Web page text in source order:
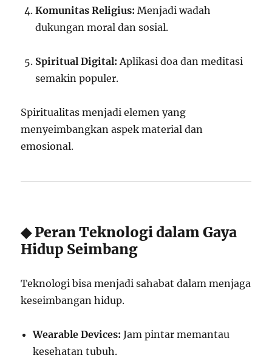
Komunitas Religius: Menjadi wadah
dukungan moral dan sosial.
Spiritual Digital: Aplikasi doa dan meditasi
semakin populer.
Spiritualitas menjadi elemen yang
menyeimbangkan aspek material dan
emosional.
◆ Peran Teknologi dalam Gaya
Hidup Seimbang
Teknologi bisa menjadi sahabat dalam menjaga
keseimbangan hidup.
Wearable Devices: Jam pintar memantau
kesehatan tubuh.